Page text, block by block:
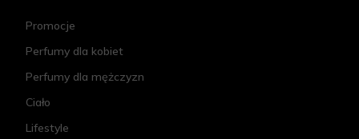
Promocje
Perfumy dla kobiet
Perfumy dla mężczyzn
Ciało
Lifestyle